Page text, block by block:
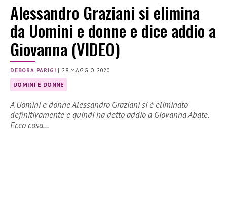
Alessandro Graziani si elimina
da Uomini e donne e dice addio a
Giovanna (VIDEO)
DEBORA PARIGI | 28 MAGGIO 2020
UOMINI E DONNE
A Uomini e donne Alessandro Graziani si è eliminato
definitivamente e quindi ha detto addio a Giovanna Abate.
Ecco cosa…